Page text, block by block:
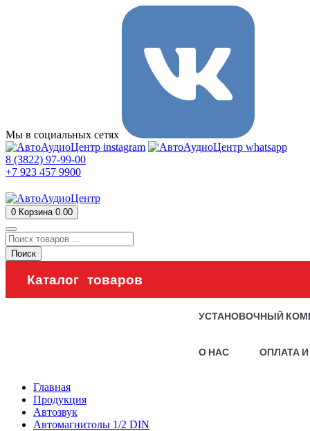
Мы в социальных сетях
8 (3822) 97-99-00
+7 923 457 9900
0 Корзина 0.00
Поиск
Каталог товаров
УСТАНОВОЧНЫЙ
О НАС ОПЛАТА
Главная
Продукция
Автозвук
Автомагнитолы 1/2 DIN